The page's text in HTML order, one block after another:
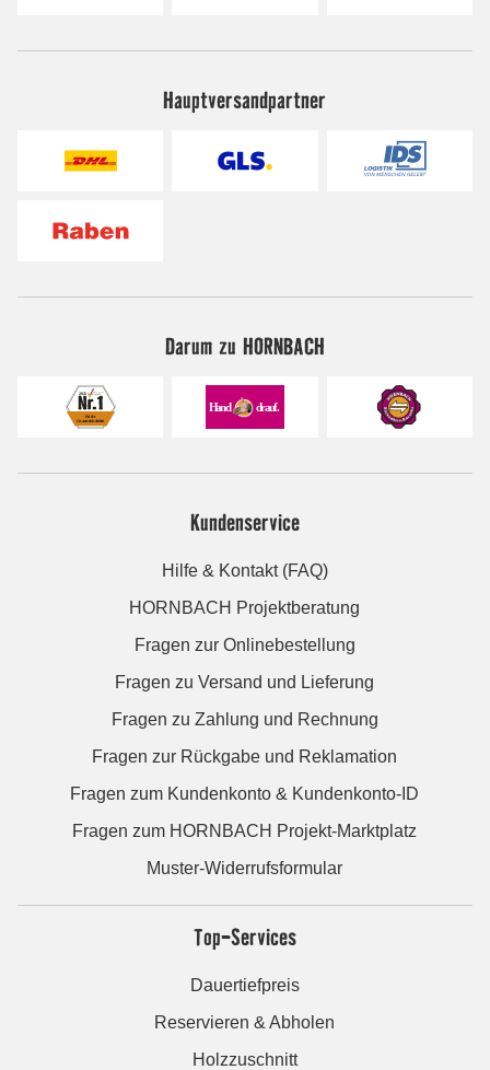
Hauptversandpartner
Darum zu HORNBACH
Kundenservice
Hilfe & Kontakt (FAQ)
HORNBACH Projektberatung
Fragen zur Onlinebestellung
Fragen zu Versand und Lieferung
Fragen zu Zahlung und Rechnung
Fragen zur Rückgabe und Reklamation
Fragen zum Kundenkonto & Kundenkonto-ID
Fragen zum HORNBACH Projekt-Marktplatz
Muster-Widerrufsformular
Top-Services
Dauertiefpreis
Reservieren & Abholen
Holzzuschnitt